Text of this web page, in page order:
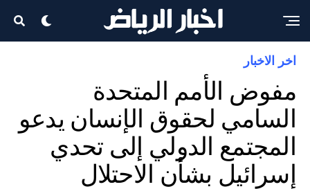
اخر الاخبار
مفوض الأمم المتحدة
السامي لحقوق الإنسان يدعو
المجتمع الدولي إلى تحدي
إسرائيل بشأن الاحتلال